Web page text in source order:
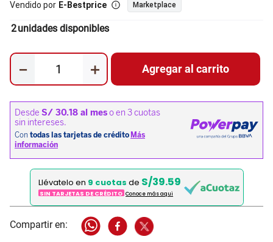
Vendido por E-Bestprice Marketplace
2unidades disponibles
＋
－ Agregar al carrito
Llévatelo en 9 cuotas de S/39.59
SIN TARJETAS DE CRÉDITO Conoce más aqui